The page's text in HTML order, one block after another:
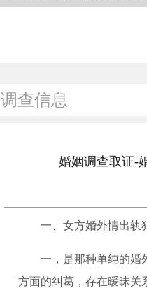
调查信息
婚姻调查取证-
一、女方婚外情出轨
一，是那种单纯的婚
方面的纠葛，存在暧昧关